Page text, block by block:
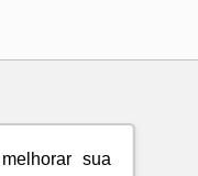
sua